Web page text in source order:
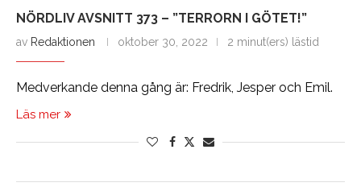
NÖRDLIV AVSNITT 373 – ”TERRORN I GÖTET!”
av Redaktionen oktober 30, 2022 2 minut(ers) lästid
Medverkande denna gång är: Fredrik, Jesper och Emil.
Läs mer